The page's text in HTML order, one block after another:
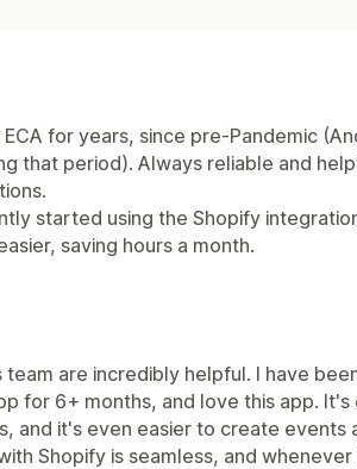
for years, since pre-Pandemic
that period). Always reliable and
started using the Shopify
saving hours a month.
team are incredibly helpful. I have
for 6+ months, and love this app.
and it's even easier to create events
Shopify is seamless, and